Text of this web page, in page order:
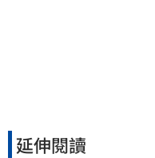
延伸閱讀